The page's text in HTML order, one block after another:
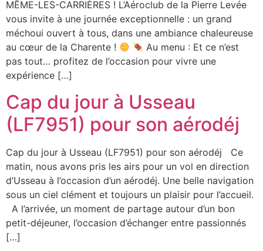
MÊME-LES-CARRIÈRES ! L’Aéroclub de la Pierre Levée
vous invite à une journée exceptionnelle : un grand
méchoui ouvert à tous, dans une ambiance chaleureuse
au cœur de la Charente !
Au menu : Et ce n’est
pas tout… profitez de l’occasion pour vivre une
expérience […]
Cap du jour à Usseau
(LF7951) pour son aérodéj
Cap du jour à Usseau (LF7951) pour son aérodéj Ce
matin, nous avons pris les airs pour un vol en direction
d’Usseau à l’occasion d’un aérodéj. Une belle navigation
sous un ciel clément et toujours un plaisir pour l’accueil.
A l’arrivée, un moment de partage autour d’un bon
petit-déjeuner, l’occasion d’échanger entre passionnés
[…]